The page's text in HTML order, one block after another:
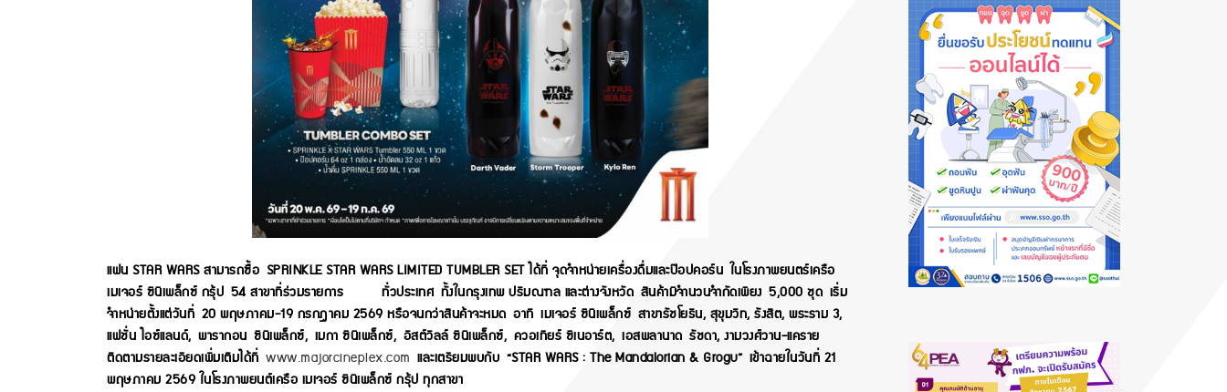
แฟน STAR WARS สามารถซื้อ SPRINKLE STAR WARS LIMITED TUMBLER SET ได้ที่ จุดจำหน่ายเครื่องดื่มและป๊อปคอร์น ในโรงภาพยนตร์เครือ
เมเจอร์ ซีนีเพล็กซ์ กรุ้ป 54 สาขาที่ร่วมรายการ ทั่วประเทศ ทั้งในกรุงเทพ ปริมณฑล และต่างจังหวัด สินค้ามีจำนวนจำกัดเพียง 5,000 ชุด เริ่ม
จำหน่ายตั้งแต่วันที่ 20 พฤษภาคม-19 กรกฎาคม 2569 หรือจนกว่าสินค้าจะหมด อาทิ เมเจอร์ ซีนีเพล็กซ์ สาขารัชโยธิน, สุขุมวิท, รังสิต, พระราม 3,
แฟชั่น ไอซ์แลนด์, พารากอน ซีนีเพล็กซ์, เมกา ซีนีเพล็กซ์, อิสต์วิลล์ ซีนีเพล็กซ์, ควอเทียร์ ซีเนอาร์ต, เอสพลานาด รัชดา, งามวงศ์วาน-แคราย
ติดตามรายละเอียดเพิ่มเติมได้ที่ www.majorcineplex.com และเตรียมพบกับ “STAR WARS : The Mandalorian & Grogu” เข้าฉายในวันที่ 21
พฤษภาคม 2569 ในโรงภาพยนต์เครือ เมเจอร์ ซีนีเพล็กซ์ กรุ้ป ทุกสาขา